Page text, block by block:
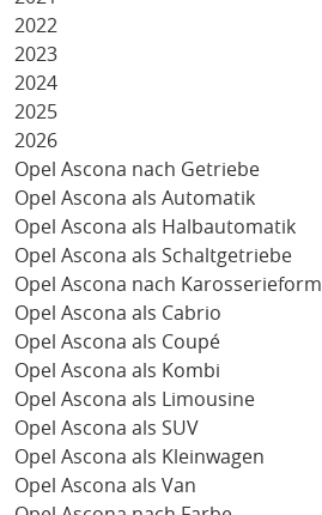
2022
2023
2024
2025
2026
Opel Ascona nach Getriebe
Opel Ascona als Automatik
Opel Ascona als Halbautomatik
Opel Ascona als Schaltgetriebe
Opel Ascona nach Karosserieform
Opel Ascona als Cabrio
Opel Ascona als Coupé
Opel Ascona als Kombi
Opel Ascona als Limousine
Opel Ascona als SUV
Opel Ascona als Kleinwagen
Opel Ascona als Van